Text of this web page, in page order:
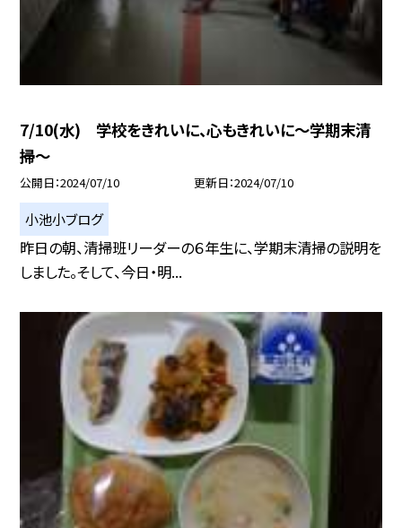
7/10(水) 学校をきれいに、心もきれいに〜学期末清
掃〜
公開日 2024/07/10 更新日 2024/07/10
小池小ブログ
昨日の朝、清掃班リーダーの６年生に、学期末清掃の説明を
しました。そして、今日・明...